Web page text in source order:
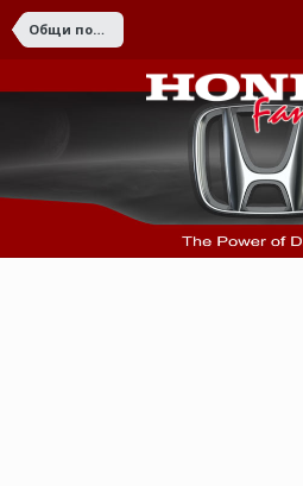
Общи поръчки от страната и чужбина